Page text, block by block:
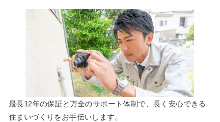
最長12年の保証と万全のサポート体制で、長く安心できる
住まいづくりをお手伝いします。